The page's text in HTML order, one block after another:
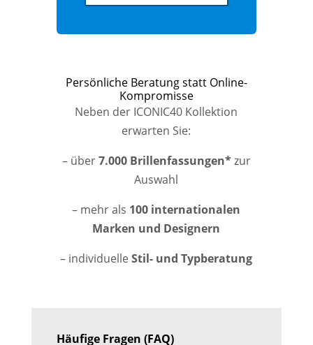
Persönliche Beratung statt Online-
Kompromisse
Neben der ICONIC40 Kollektion
erwarten Sie:
– über7.000 Brillenfassungen*zur
Auswahl
– mehr als 100 internationalen
Marken und Designern
– individuelleStil- und Typberatung
Häufige Fragen (FAQ)